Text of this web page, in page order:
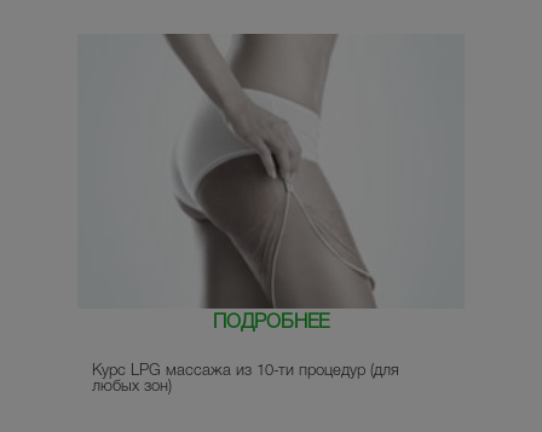
ПОДРОБНЕЕ
Курс LPG массажа из 10-ти процедур (для
любых зон)